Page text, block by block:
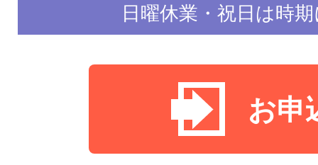
日曜休業・祝日は時
お申